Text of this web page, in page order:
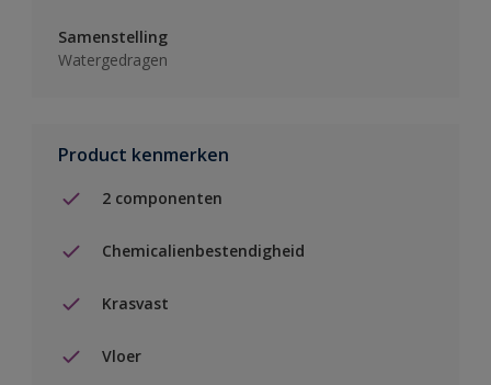
Samenstelling
Watergedragen
Product kenmerken
2 componenten
Chemicalienbestendigheid
Krasvast
Vloer